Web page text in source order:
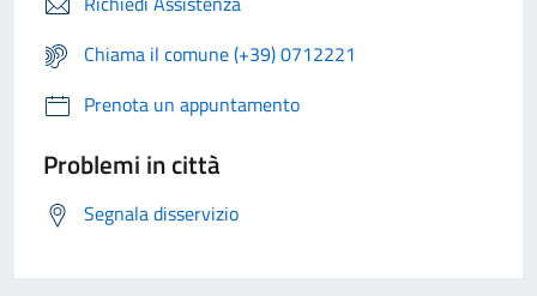
Chiama il comune (+39) 0712221
Prenota un appuntamento
Problemi in città
Segnala disservizio